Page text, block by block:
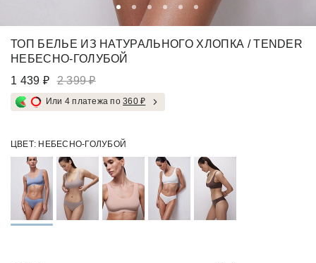
ТОП БЕЛЬЕ ИЗ НАТУРАЛЬНОГО ХЛОПКА / TENDER
НЕБЕСНО-ГОЛУБОЙ
1 439 ₽
2 399 ₽
Или 4 платежа по360 ₽
ЦВЕТ: НЕБЕСНО-ГОЛУБОЙ